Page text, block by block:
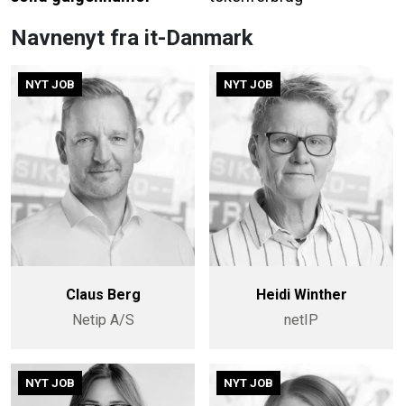
Navnenyt fra it-Danmark
NYT JOB
Claus Berg
Netip A/S
NYT JOB
Heidi Winther
netIP
NYT JOB NYT JOB